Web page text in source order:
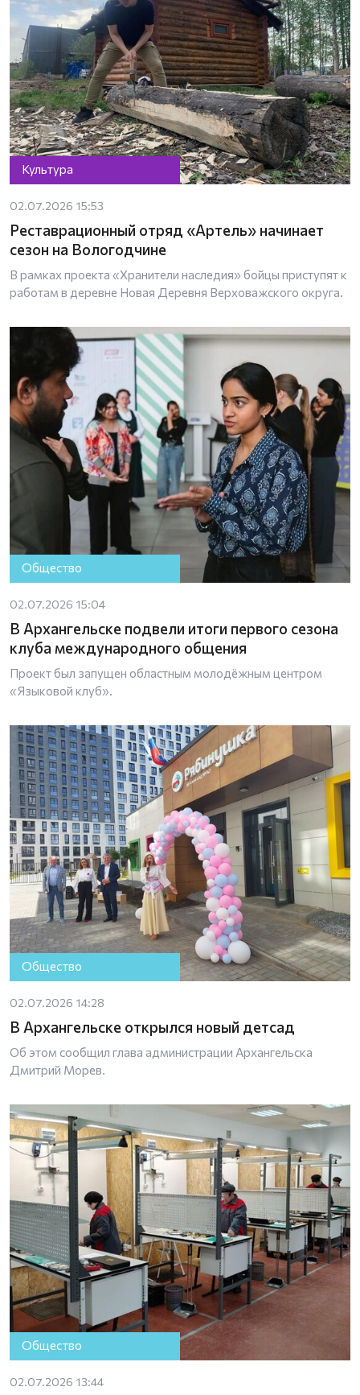
Культура
02.07.2026 15:53
Реставрационный отряд «Артель» начинает
сезон на Вологодчине
В рамках проекта «Хранители наследия» бойцы приступят к
работам в деревне Новая Деревня Верховажского округа.
Общество
02.07.2026 15:04
В Архангельске подвели итоги первого сезона
клуба международного общения
Проект был запущен областным молодёжным центром
«Языковой клуб».
Общество
02.07.2026 14:28
В Архангельске открылся новый детсад
Об этом сообщил глава администрации Архангельска
Дмитрий Морев.
Общество
02.07.2026 13:44